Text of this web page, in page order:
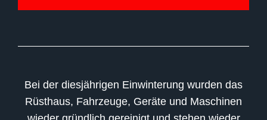
Bei der diesjährigen Einwinterung wurden das
Rüsthaus, Fahrzeuge, Geräte und Maschinen